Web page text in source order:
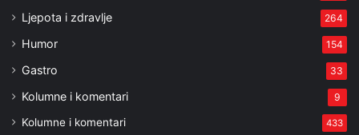
Ljepota i zdravlje 264
Humor 154
Gastro 33
Kolumne i komentari 9
Kolumne i komentari 433